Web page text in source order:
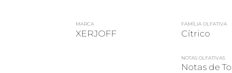
MARCA
XERJOFF
FAMÍLIA OLFATIVA
Cítrico
NOTAS OLFATIVAS
Notas de